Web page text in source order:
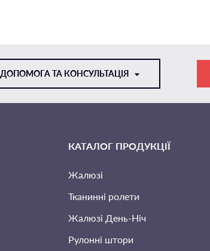
ДОПОМОГА ТА КОНСУЛЬТАЦІЯ
КАТАЛОГ ПРОДУКЦІЇ
Жалюзі
Тканинні ролети
Жалюзi День-Ніч
Рулонні штори